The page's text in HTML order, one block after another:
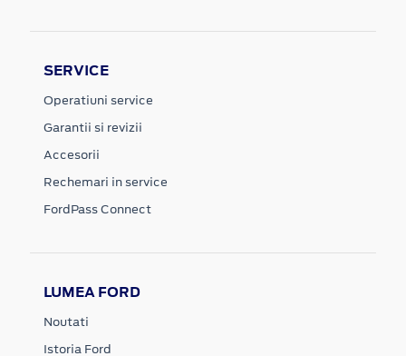
SERVICE
Operatiuni service
Garantii si revizii
Accesorii
Rechemari in service
FordPass Connect
LUMEA FORD
Noutati
Istoria Ford